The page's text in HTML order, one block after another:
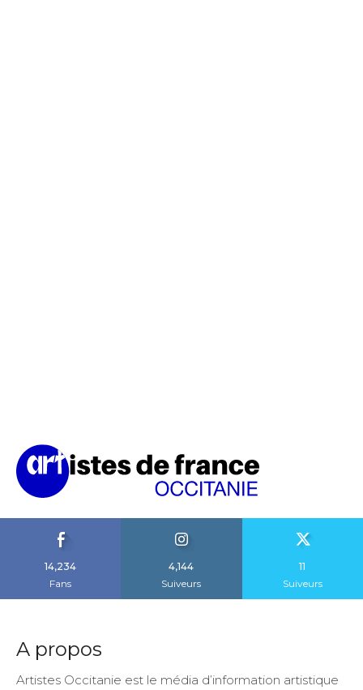
14,234
Fans
4,144
Suiveurs
11
Suiveurs
A propos
Artistes Occitanie est le média d’information artistique